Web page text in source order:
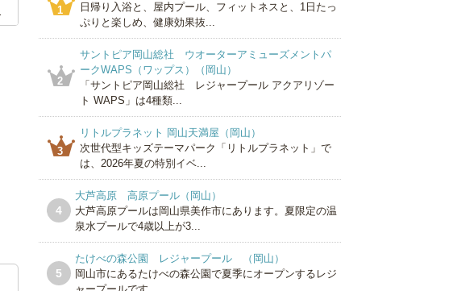
1
日帰り入浴と、屋内プール、フィットネスと、1日たっ
ぷりと楽しめ、健康効果抜...
2
サントピア岡山総社 ウオーターアミューズメントパ
ークWAPS（ワップス）（岡山）
「サントピア岡山総社 レジャープール アクアリゾー
ト WAPS」は4種類...
3
リトルプラネット 岡山天満屋（岡山）
次世代型キッズテーマパーク「リトルプラネット」で
は、2026年夏の特別イベ...
4
大芦高原 高原プール（岡山）
大芦高原プールは岡山県美作市にあります。夏限定の温
泉水プールで4歳以上が3...
5
たけべの森公園 レジャープール （岡山）
岡山市にあるたけべの森公園で夏季にオープンするレジ